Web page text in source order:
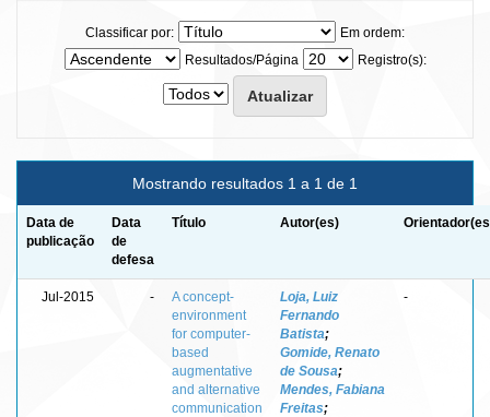
Classificar por:
Em ordem:
Resultados/Página
Registro(s):
Mostrando resultados 1 a 1 de 1
Data de
publicação
Data
de
defesa
Título Autor(es)
Jul-2015 -
A concept-
environment
for computer-
based
augmentative
and alternative
communication
Loja, Luiz
Fernando
Batista;
Gomide, Renato
de Sousa;
Mendes, Fabiana
Freitas;
-